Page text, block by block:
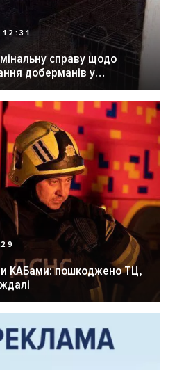
справу щодо
доберманів у
КАБами: пошкоджено ТЦ,